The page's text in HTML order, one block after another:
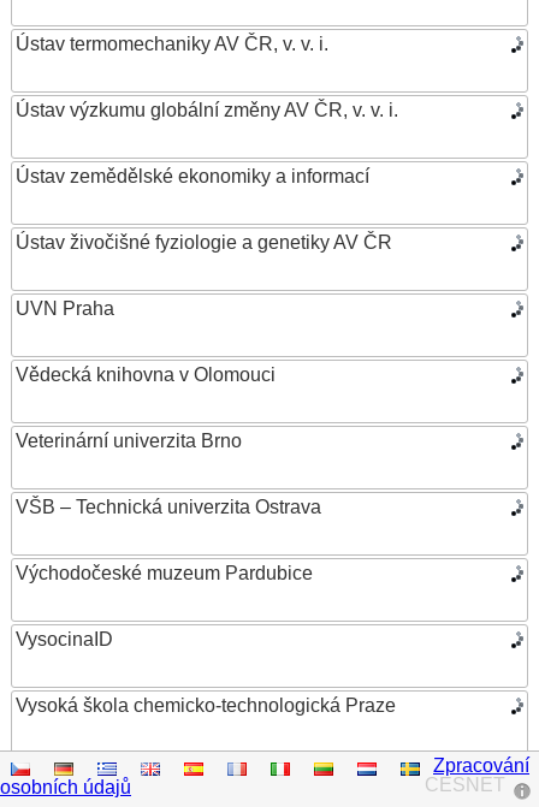
Ústav termomechaniky AV ČR, v. v. i.
Ústav výzkumu globální změny AV ČR, v. v. i.
Ústav zemědělské ekonomiky a informací
Ústav živočišné fyziologie a genetiky AV ČR
UVN Praha
Vědecká knihovna v Olomouci
Veterinární univerzita Brno
VŠB – Technická univerzita Ostrava
Východočeské muzeum Pardubice
VysocinaID
Vysoká škola chemicko-technologická Praze
Vysoká škola ekonomická v Praze
CESNET
Zpracování
osobních údajů